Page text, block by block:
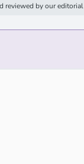
reviewed by our editorial